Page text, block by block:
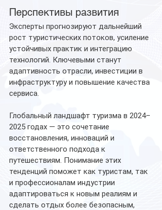
Перспективы развития
Эксперты прогнозируют дальнейший
рост туристических потоков, усиление
устойчивых практик и интеграцию
технологий. Ключевыми станут
адаптивность отрасли, инвестиции в
инфраструктуру и повышение качества
сервиса.
Глобальный ландшафт туризма в 2024–
2025 годах — это сочетание
восстановления, инноваций и
ответственного подхода к
путешествиям. Понимание этих
тенденций поможет как туристам, так
и профессионалам индустрии
адаптироваться к новым реалиям и
сделать отдых более безопасным,